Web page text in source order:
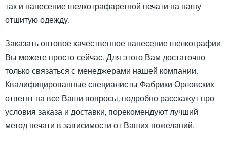
так и нанесение шелкотрафаретной печати на нашу
отшитую одежду.
Заказать оптовое качественное нанесение шелкографии
Вы можете просто сейчас. Для этого Вам достаточно
только связаться с менеджерами нашей компании.
Квалифицированные специалисты Фабрики Орловских
ответят на все Ваши вопросы, подробно расскажут про
условия заказа и доставки, порекомендуют лучший
метод печати в зависимости от Ваших пожеланий.